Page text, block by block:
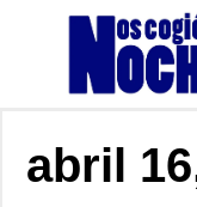
abril